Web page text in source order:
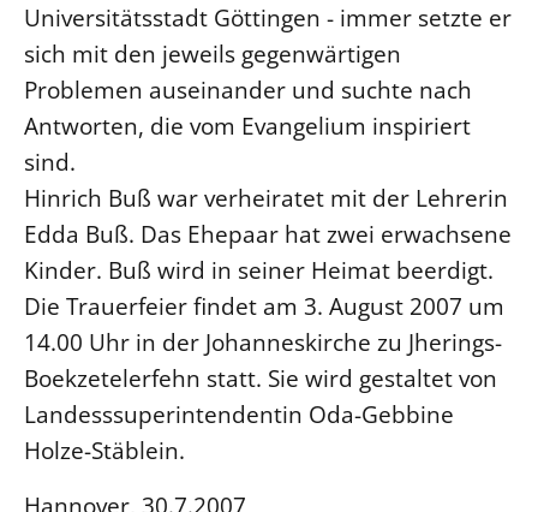
Universitätsstadt Göttingen - immer setzte er
sich mit den jeweils gegenwärtigen
Problemen auseinander und suchte nach
Antworten, die vom Evangelium inspiriert
sind.
Hinrich Buß war verheiratet mit der Lehrerin
Edda Buß. Das Ehepaar hat zwei erwachsene
Kinder. Buß wird in seiner Heimat beerdigt.
Die Trauerfeier findet am 3. August 2007 um
14.00 Uhr in der Johanneskirche zu Jherings-
Boekzetelerfehn statt. Sie wird gestaltet von
Landesssuperintendentin Oda-Gebbine
Holze-Stäblein.
Hannover, 30.7.2007